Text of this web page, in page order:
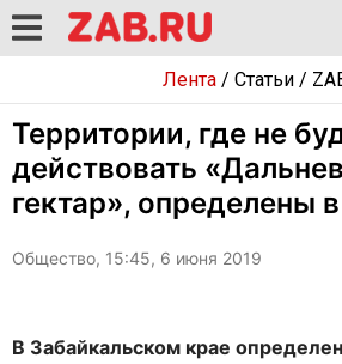
Лента/ Статьи/
Территории, где не
действовать
гектар», определены
Общество, 15:45, 6 июня 2019
В Забайкальском крае